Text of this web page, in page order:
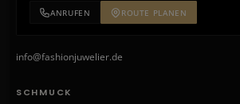
ANRUFEN ROUTE PLANEN
info@fashionjuwelier.de
SCHMUCK